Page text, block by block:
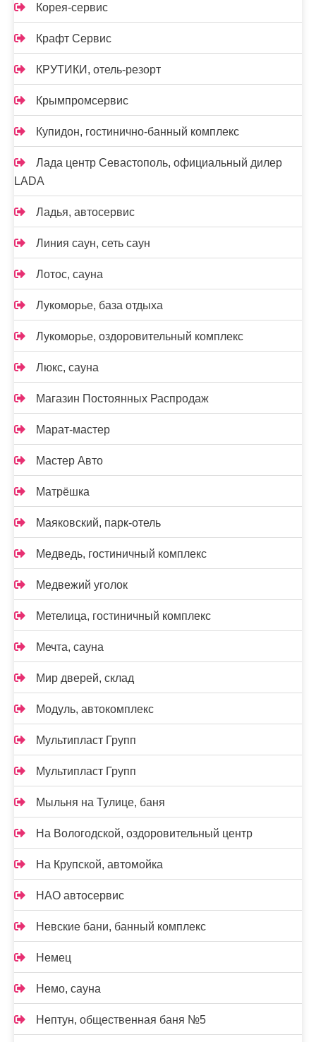
Корея-сервис
Крафт Сервис
КРУТИКИ, отель-резорт
Крымпромсервис
Купидон, гостинично-банный комплекс
Лада центр Севастополь, официальный дилер
LADA
Ладья, автосервис
Линия саун, сеть саун
Лотос, сауна
Лукоморье, база отдыха
Лукоморье, оздоровительный комплекс
Люкс, сауна
Магазин Постоянных Распродаж
Марат-мастер
Мастер Авто
Матрёшка
Маяковский, парк-отель
Медведь, гостиничный комплекс
Медвежий уголок
Метелица, гостиничный комплекс
Мечта, сауна
Мир дверей, склад
Модуль, автокомплекс
Мультипласт Групп
Мультипласт Групп
Мыльня на Тулице, баня
На Вологодской, оздоровительный центр
На Крупской, автомойка
НАО автосервис
Невские бани, банный комплекс
Немец
Немо, сауна
Нептун, общественная баня №5